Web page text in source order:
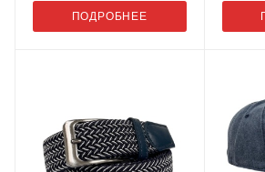
ПОДРОБНЕЕ